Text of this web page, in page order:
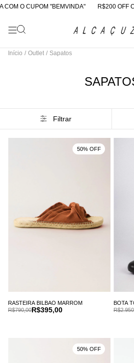
O CUPOM "BEMVINDA" R$200 OFF
Início / Outlet / Sapatos
Filtrar
RASTEIRA BILBAO MARROM
R$395,00
R$790,00
50% OFF
BOTA
50% OFF